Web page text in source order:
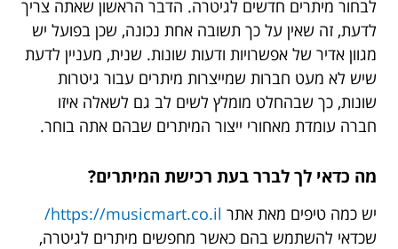
לבחור מיתרים חדשים לגיטרה. הדבר הראשון שאתה צריך
לדעת, זה שאין על כך תשובה אחת נכונה, שכן בפועל יש
מגוון אדיר של אפשרויות ודעות שונות. שנית, מעניין לדעת
שיש לא מעט חברות שמייצרות מיתרים עבור גיטרות
שונות, כך שבהחלט מומלץ לשים לב גם לשאלה איזו
חברה עומדת מאחורי ייצור המיתרים שבהם אתה בוחר.
מה כדאי לך לברר בעת רכישת המיתרים?
יש כמה טיפים מאת אתר https://musicmart.co.il/
שכדאי להשתמש בהם כאשר מחפשים מיתרים לגיטרה,